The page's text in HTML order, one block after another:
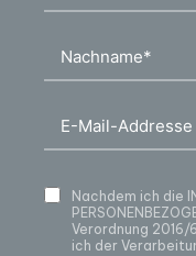
Nachdem ich die
Verordnung 2016/
ich der